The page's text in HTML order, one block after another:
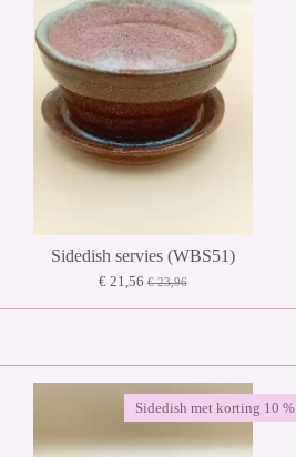
Sidedish servies (WBS51)
€ 21,56 € 23,96
Sidedish met korting 10 %